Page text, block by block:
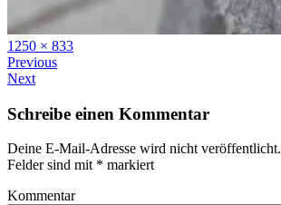
Full
size
1250 × 833
Previous
Next
Schreibe einen Kommentar
Deine E-Mail-Adresse wird nicht veröffentlicht.
Felder sind mit * markiert
Kommentar